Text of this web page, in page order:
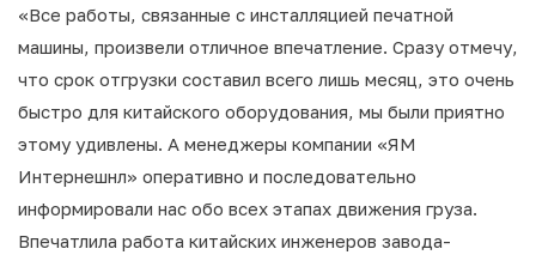
«Все работы, связанные с инсталляцией печатной
машины, произвели отличное впечатление. Сразу отмечу,
что срок отгрузки составил всего лишь месяц, это очень
быстро для китайского оборудования, мы были приятно
этому удивлены. А менеджеры компании «ЯМ
Интернешнл» оперативно и последовательно
информировали нас обо всех этапах движения груза.
Впечатлила работа китайских инженеров завода-